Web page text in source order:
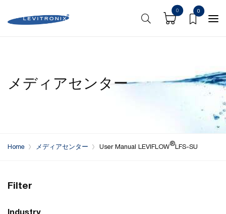
0 0
メディアセンター
Home メディアセンター User Manual LEVIFLOW®LFS-SU
Filter
Industry